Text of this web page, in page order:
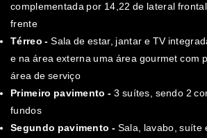
complementada por 14,22 de lateral
frente
Térreo -Sala de estar, jantar e TV
e na área externa uma área gourmet com
área de serviço
Primeiro pavimento - 3 suítes, sendo 2
fundos
Segundo pavimento - Sala, lavabo, suíte